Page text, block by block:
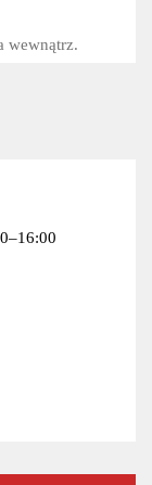
wewnątrz.